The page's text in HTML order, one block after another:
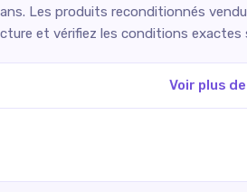
Les produits reconditionnés
et vérifiez les conditions exactes
Voir plus